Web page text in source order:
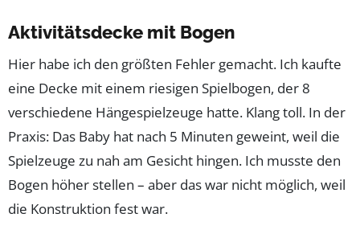
Aktivitätsdecke mit Bogen
Hier habe ich den größten Fehler gemacht. Ich kaufte
eine Decke mit einem riesigen Spielbogen, der 8
verschiedene Hängespielzeuge hatte. Klang toll. In der
Praxis: Das Baby hat nach 5 Minuten geweint, weil die
Spielzeuge zu nah am Gesicht hingen. Ich musste den
Bogen höher stellen – aber das war nicht möglich, weil
die Konstruktion fest war.